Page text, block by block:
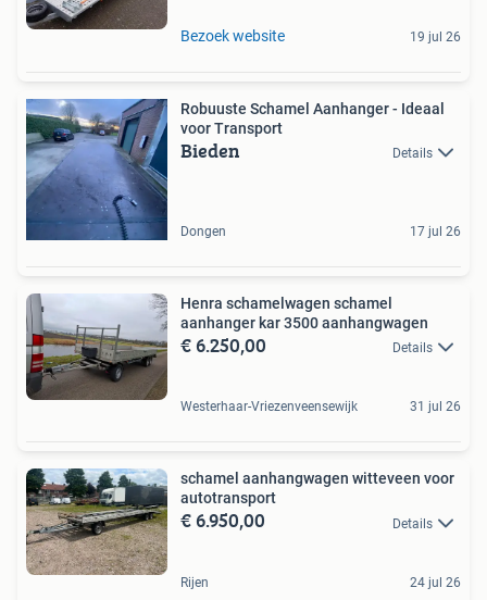
Bezoek website 19 jul 26
Robuuste Schamel Aanhanger - Ideaal
voor Transport
Bieden Details
Dongen 17 jul 26
Henra schamelwagen schamel
aanhanger kar 3500 aanhangwagen
€ 6.250,00 Details
Westerhaar-Vriezenveensewijk 31 jul 26
schamel aanhangwagen witteveen voor
autotransport
€ 6.950,00 Details
Rijen 24 jul 26